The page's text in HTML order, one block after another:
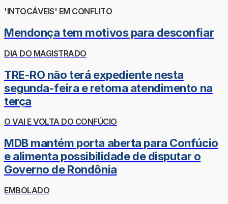
'INTOCÁVEIS' EM CONFLITO
Mendonça tem motivos para desconfiar
DIA DO MAGISTRADO
TRE-RO não terá expediente nesta
segunda-feira e retoma atendimento na
terça
O VAI E VOLTA DO CONFÚCIO
MDB mantém porta aberta para Confúcio
e alimenta possibilidade de disputar o
Governo de Rondônia
EMBOLADO